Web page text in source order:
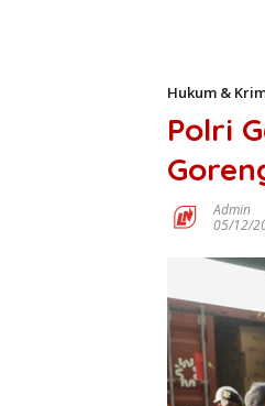
Hukum &
Polri
Admin
05/12/